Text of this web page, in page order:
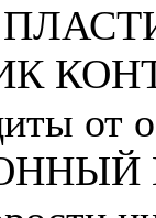
от